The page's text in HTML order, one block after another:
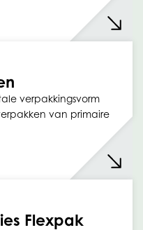
verpakkingsvorm
van primaire
Flexpak